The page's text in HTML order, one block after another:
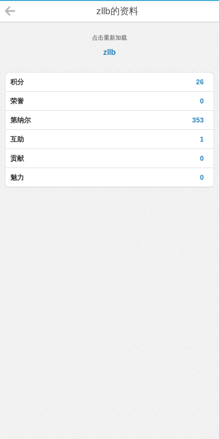
zllb的资料
点击重新加载
zllb
26
积分
0
荣誉
353
第纳尔
1
互助
0
贡献
0
魅力